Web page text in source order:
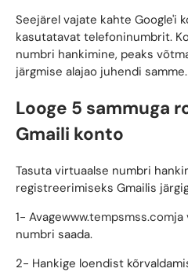
Seejärel vajate kahte Google'i
kasutatavat telefoninumbrit.
numbri hankimine, peaks
järgmise alajao juhendi samme.
Looge 5 sammuga
Gmaili konto
Tasuta virtuaalse numbri
registreerimiseks Gmailis
1- Avagewww.tempsmss.comja
numbri saada.
2- Hankige loendist